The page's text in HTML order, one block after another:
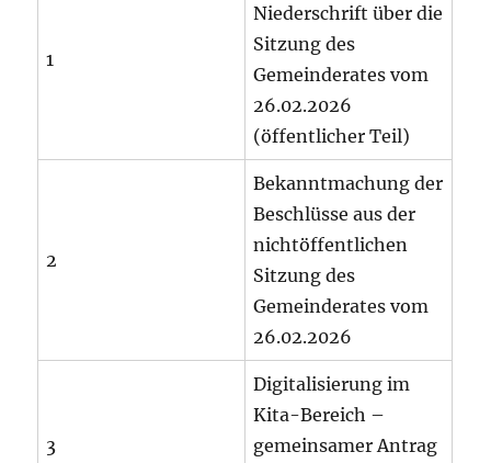
1
Niederschrift über die
Sitzung des
Gemeinderates vom
26.02.2026
(öffentlicher Teil)
2
Bekanntmachung der
Beschlüsse aus der
nichtöffentlichen
Sitzung des
Gemeinderates vom
26.02.2026
3
Digitalisierung im
Kita-Bereich –
gemeinsamer Antrag